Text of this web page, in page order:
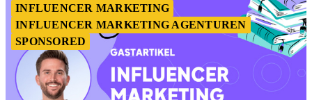
INFLUENCER MARKETING
INFLUENCER MARKETING AGENTUREN
SPONSORED